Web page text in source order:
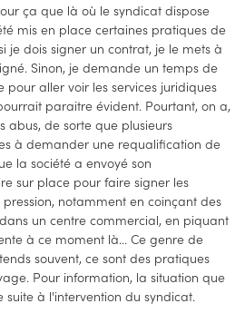
ça que là où le syndicat dispose
mis en place certaines pratiques de
je dois signer un contrat, je le mets à
Sinon, je demande un temps de
pour aller voir les services juridiques
paraitre évident. Pourtant, on a,
abus, de sorte que plusieurs
à demander une requalification de
la société a envoyé son
sur place pour faire signer les
notamment en coinçant des
un centre commercial, en piquant
à ce moment là... Ce genre de
souvent, ce sont des pratiques
Pour information, la situation que
à l'intervention du syndicat.